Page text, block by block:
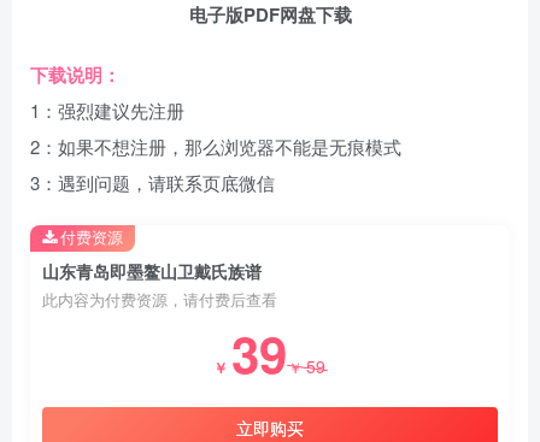
电子版PDF网盘下载
下载说明：
1：强烈建议先注册
2：如果不想注册，那么浏览器不能是无痕模式
3：遇到问题，请联系页底微信
山东青岛即墨鳌山卫戴氏族谱
此内容为付费资源，请付费后查看
￥ 39￥59
立即购买
付费资源